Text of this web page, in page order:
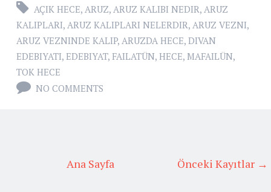
AÇIK HECE, ARUZ, ARUZ KALIBI NEDIR, ARUZ
KALIPLARI, ARUZ KALIPLARI NELERDIR, ARUZ VEZNI,
ARUZ VEZNINDE KALIP, ARUZDA HECE, DIVAN
EDEBIYATI, EDEBIYAT, FAILATÜN, HECE, MAFAILÜN,
TOK HECE
NO COMMENTS
Önceki Kayıtlar →
Ana Sayfa